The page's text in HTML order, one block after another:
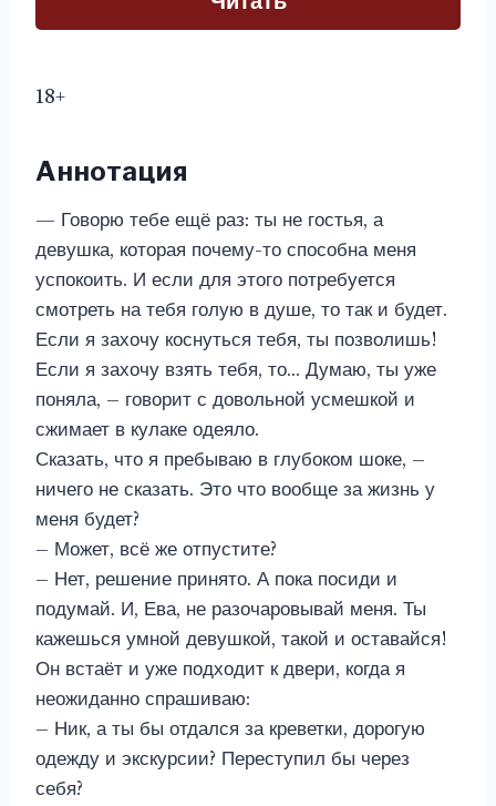
18+
Аннотация
— Говорю тебе ещё раз: ты не гостья, а
девушка, которая почему-то способна меня
успокоить. И если для этого потребуется
смотреть на тебя голую в душе, то так и будет.
Если я захочу коснуться тебя, ты позволишь!
Если я захочу взять тебя, то… Думаю, ты уже
поняла, – говорит с довольной усмешкой и
сжимает в кулаке одеяло.
Сказать, что я пребываю в глубоком шоке, –
ничего не сказать. Это что вообще за жизнь у
меня будет?
– Может, всё же отпустите?
– Нет, решение принято. А пока посиди и
подумай. И, Ева, не разочаровывай меня. Ты
кажешься умной девушкой, такой и оставайся!
Он встаёт и уже подходит к двери, когда я
неожиданно спрашиваю:
– Ник, а ты бы отдался за креветки, дорогую
одежду и экскурсии? Переступил бы через
себя?